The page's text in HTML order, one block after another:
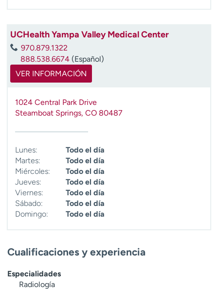
UCHealth Yampa Valley Medical Center
970.879.1322
888.538.6674 (Español)
VER INFORMACIÓN
1024 Central Park Drive
Steamboat Springs, CO 80487
Lunes:
Todo el día
Martes:
Todo el día
Miércoles:
Todo el día
Jueves:
Todo el día
Viernes:
Todo el día
Sábado:
Todo el día
Domingo:
Todo el día
Cualificaciones y experiencia
Especialidades
Radiología